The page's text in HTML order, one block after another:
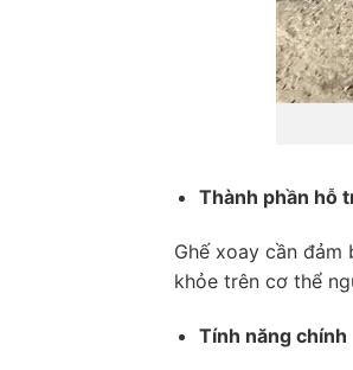
Thành phần hỗ
Ghế xoay cần
khỏe trên cơ thể
Tính năng chính